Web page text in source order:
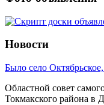
Новости
Было село
Областной совет
Токмакского района в